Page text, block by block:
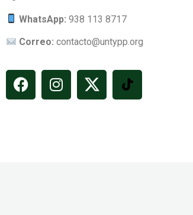
WhatsApp: 938 113 8717
Correo: contacto@untypp.org